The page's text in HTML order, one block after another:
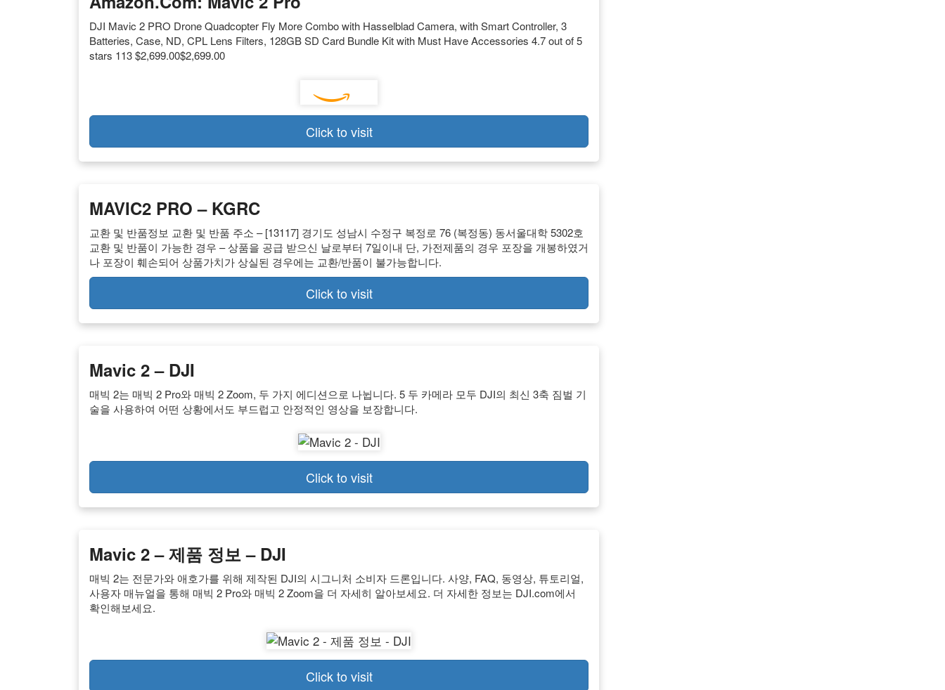
DJI Mavic 2 PRO Drone Quadcopter Fly More Combo with Hasselblad Camera, with Smart Controller, 3
Batteries, Case, ND, CPL Lens Filters, 128GB SD Card Bundle Kit with Must Have Accessories 4.7 out of 5
stars 113 $2,699.00$2,699.00
Click to visit
MAVIC2 PRO – KGRC
교환 및 반품정보 교환 및 반품 주소 – [13117] 경기도 성남시 수정구 복정로 76 (복정동) 동서울대학 5302호
교환 및 반품이 가능한 경우 – 상품을 공급 받으신 날로부터 7일이내 단, 가전제품의 경우 포장을 개봉하였거
나 포장이 훼손되어 상품가치가 상실된 경우에는 교환/반품이 불가능합니다.
Click to visit
Mavic 2 – DJI
매빅 2는 매빅 2 Pro와 매빅 2 Zoom, 두 가지 에디션으로 나뉩니다. 5 두 카메라 모두 DJI의 최신 3축 짐벌 기
술을 사용하여 어떤 상황에서도 부드럽고 안정적인 영상을 보장합니다.
Click to visit
Mavic 2 – 제품 정보 – DJI
매빅 2는 전문가와 애호가를 위해 제작된 DJI의 시그니처 소비자 드론입니다. 사양, FAQ, 동영상, 튜토리얼,
사용자 매뉴얼을 통해 매빅 2 Pro와 매빅 2 Zoom을 더 자세히 알아보세요. 더 자세한 정보는 DJI.com에서
확인해보세요.
Click to visit